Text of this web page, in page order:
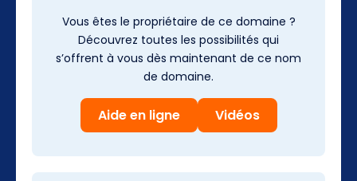
Vous êtes le propriétaire de ce domaine ?
Découvrez toutes les possibilités qui
s’offrent à vous dès maintenant de ce nom
de domaine.
Aide en ligne Vidéos